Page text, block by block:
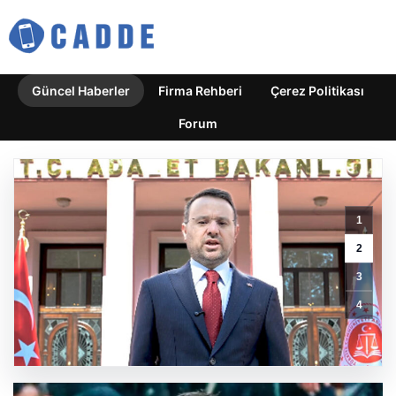
Güncel Haberler Firma Rehberi Çerez Politikası
Forum
1
2
3
4
Dorukhan
Toköz’ün
Yeni
Takımı
Açıklandı